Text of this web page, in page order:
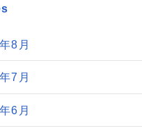
8月
7月
6月